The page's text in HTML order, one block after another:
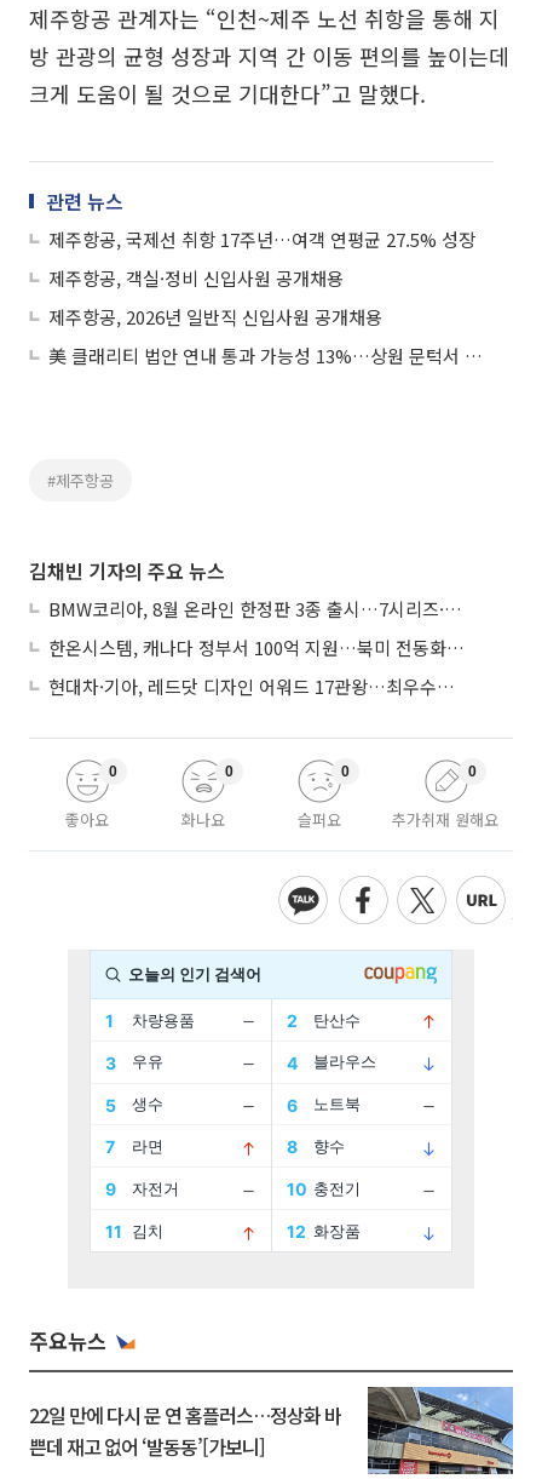
제주항공 관계자는 “인천~제주 노선 취항을 통해 지
방 관광의 균형 성장과 지역 간 이동 편의를 높이는데
크게 도움이 될 것으로 기대한다”고 말했다.
관련 뉴스
제주항공, 국제선 취항 17주년…여객 연평균 27.5% 성장
제주항공, 객실·정비 신입사원 공개채용
제주항공, 2026년 일반직 신입사원 공개채용
美 클래리티 법안 연내 통과 가능성 13%…상원 문턱서 제동
#제주항공
김채빈 기자의 주요 뉴스
BMW코리아, 8월 온라인 한정판 3종 출시…7시리즈·X7·M340i 투어링
한온시스템, 캐나다 정부서 100억 지원…북미 전동화 시장 가속
현대차·기아, 레드닷 디자인 어워드 17관왕…최우수상 2개 수상
좋아요
0
화나요
0
슬퍼요
0
추가취재 원해요
0
주요뉴스
22일 만에 다시 문 연 홈플러스…정상화 바
쁜데 재고 없어 ‘발동동’[가보니]